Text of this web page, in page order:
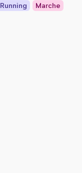
Running Marche